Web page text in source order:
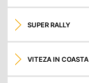
SUPER RALLY
VITEZA IN COASTA